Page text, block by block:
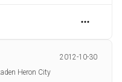
2012-10-30
Heron City